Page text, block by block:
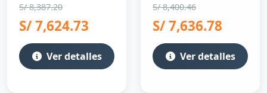
S/ 8,387.20
S/ 7,624.73
Ver detalles
S/ 8,400.46
S/ 7,636.78
Ver detalles